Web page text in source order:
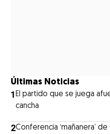
Últimas Noticias
1El partido que se juega
cancha
2Conferencia ‘mañanera’ de